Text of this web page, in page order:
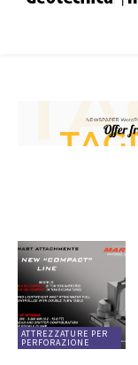
ATTREZZATURE PER
PERFORAZIONE